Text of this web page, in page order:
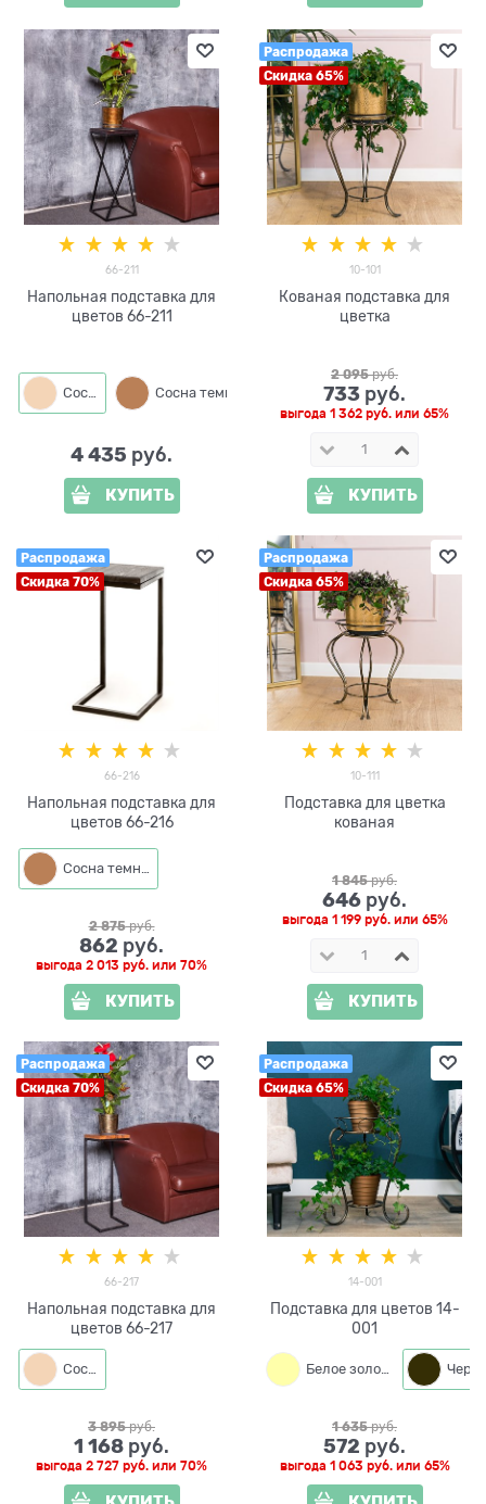
66-211
Напольная подставка для
цветов 66-211
Сосна
4 435 руб.
КУПИТЬ
Распродажа
Скидка 65%
10-101
Кованая подставка для
цветка
2 095 руб.
733 руб.
выгода 1 362 руб. или 65%
КУПИТЬ
Распродажа
Скидка 70%
66-216
Напольная подставка для
цветов 66-216
Сосна темная
2 875 руб.
862 руб.
выгода 2 013 руб. или 70%
КУПИТЬ
Распродажа
Скидка 65%
10-111
Подставка для цветка
кованая
1 845 руб.
646 руб.
выгода 1 199 руб.или 65%
КУПИТЬ
Распродажа
Скидка 70%
66-217
Напольная подставка для
цветов 66-217
Сосна
3 895 руб.
1 168 руб.
выгода 2 727 руб. или 70%
Распродажа
Скидка 65%
14-001
Подставка для цветов 14-
001
Белое золото
1 635 руб.
572 руб.
выгода 1 063 руб.или 65%